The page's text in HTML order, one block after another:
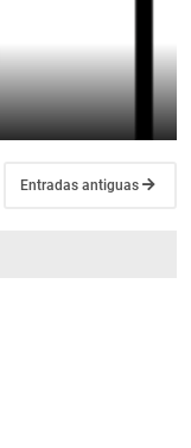
Entradas antiguas